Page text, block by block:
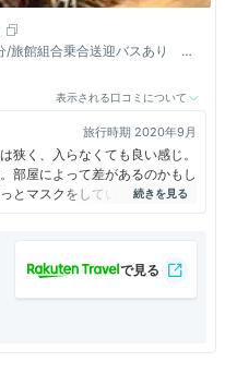
/旅館組合乗合送迎バスあり お
表示される口コミについて
旅行時期 2020年9月
狭く、入らなくても良い感じ。
部屋によって差があるのかもし
とマスクをしていた。食事の量
いたのだが、ほんの少しずつし